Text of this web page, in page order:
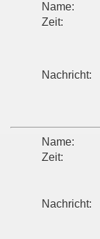
Name:
Zeit:
Nachricht:
Name:
Zeit:
Nachricht: